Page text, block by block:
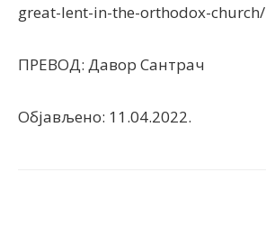
great-lent-in-the-orthodox-church/
ПРЕВОД: Давор Сантрач
Објављено: 11.04.2022.